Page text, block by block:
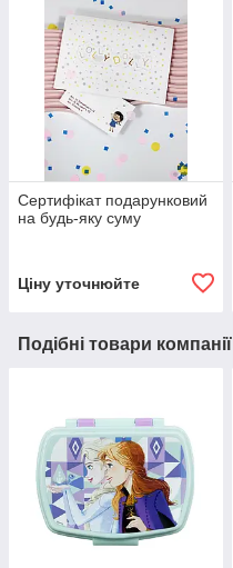
Сертифікат подарунковий
на будь-яку суму
Ціну уточнюйте
Подібні товари компанії